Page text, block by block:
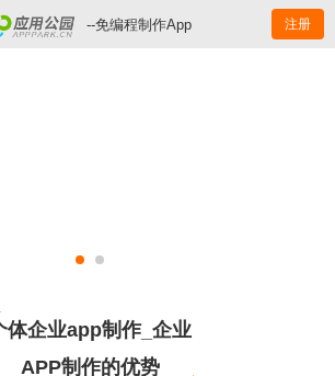
--免编程制作App 注册
体企业app制作_企业
APP制作的优势